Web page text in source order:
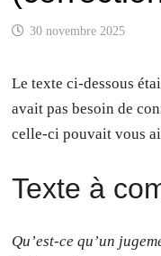
30 novembre 2025
Le texte ci-dessous
avait pas besoin de
celle-ci pouvait vous
Texte à
Qu’est-ce qu’un